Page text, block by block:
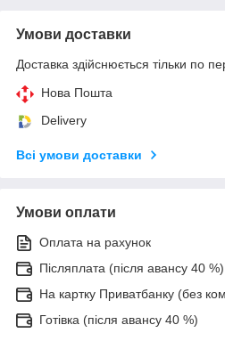
Умови доставки
Доставка здійснюється тільки по
Нова Пошта
Delivery
Всі умови доставки
Умови оплати
Оплата на рахунок
Післяплата (після авансу 40 %)
На картку Приватбанку (без
Готівка (після авансу 40 %)